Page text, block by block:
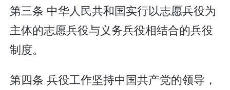
第三条 中华人民共和国实行以志愿兵役为
主体的志愿兵役与义务兵役相结合的兵役
制度。
第四条 兵役工作坚持中国共产党的领导，